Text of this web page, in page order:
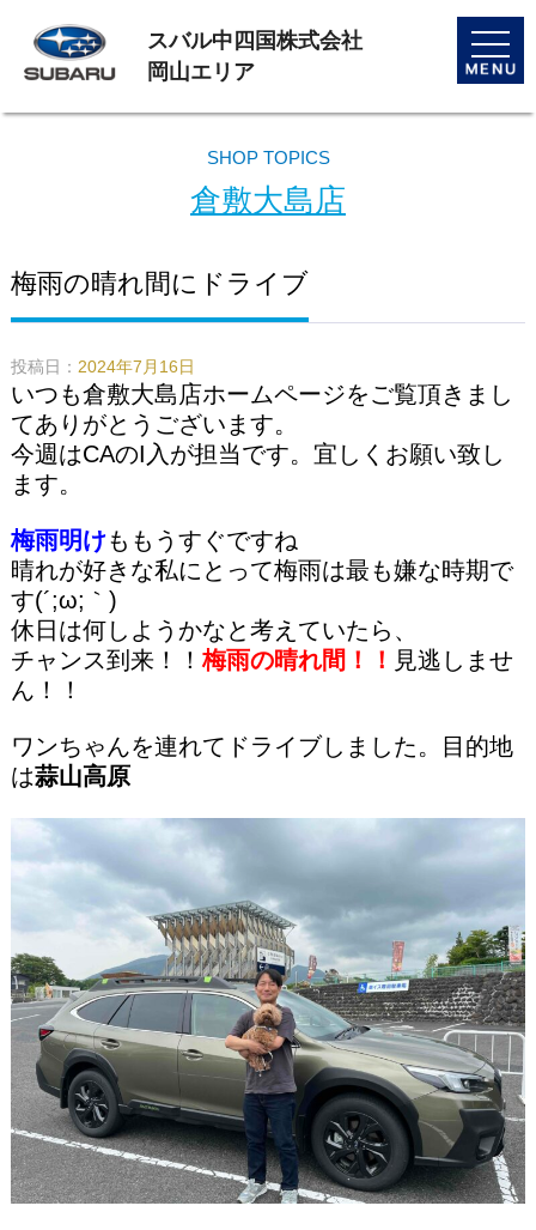
toggle
スバル中四国株式会社
岡山エリア
SHOP TOPICS
倉敷大島店
梅雨の晴れ間にドライブ
投稿日： 2024年7月16日
いつも倉敷大島店ホームページをご覧頂きまし
てありがとうございます。
今週はCAのI入が担当です。宜しくお願い致し
ます。
梅雨明けももうすぐですね
晴れが好きな私にとって梅雨は最も嫌な時期で
す(´;ω;｀)
休日は何しようかなと考えていたら、
チャンス到来！！梅雨の晴れ間！！ 見逃しませ
ん！！
ワンちゃんを連れてドライブしました。目的地
は蒜山高原